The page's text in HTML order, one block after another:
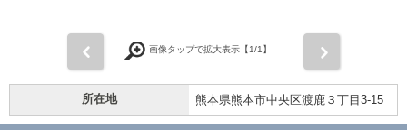
画像タップで拡大表示【1/1】
所在地 熊本県熊本市中央区渡鹿３丁目3-15